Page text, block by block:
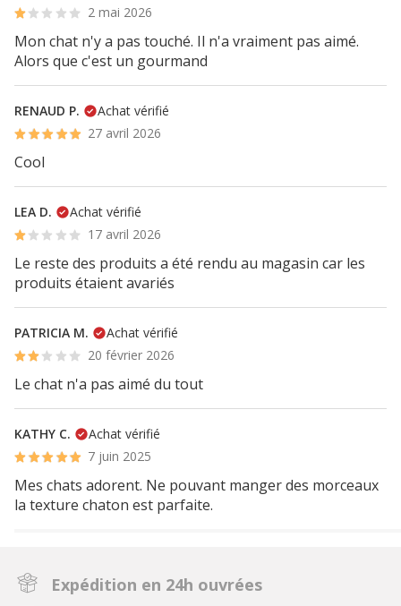
2 mai 2026
Mon chat n'y a pas touché. Il n'a vraiment pas aimé.
Alors que c'est un gourmand
RENAUD P.
Achat vérifié
27 avril 2026
Cool
LEA D.
Achat vérifié
17 avril 2026
Le reste des produits a été rendu au magasin car les
produits étaient avariés
PATRICIA M.
Achat vérifié
20 février 2026
Le chat n'a pas aimé du tout
KATHY C.
Achat vérifié
7 juin 2025
Mes chats adorent. Ne pouvant manger des morceaux
la texture chaton est parfaite.
Expédition en 24h ouvrées